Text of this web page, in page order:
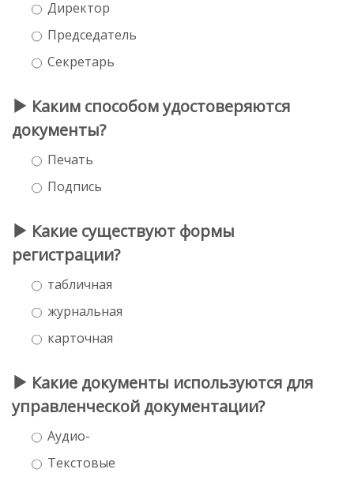
Директор
Председатель
Секретарь
Каким способом удостоверяются
документы?
Печать
Подпись
Какие существуют формы
регистрации?
табличная
журнальная
карточная
Какие документы используются для
управленческой документации?
Аудио-
Текстовые